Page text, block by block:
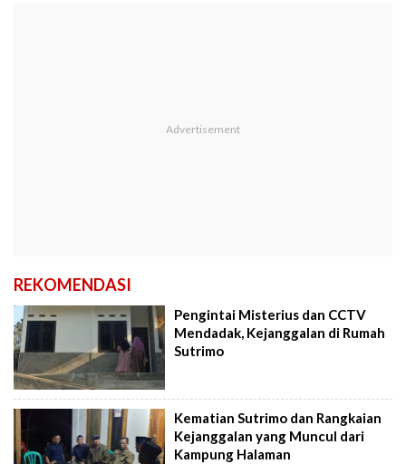
REKOMENDASI
Pengintai Misterius dan CCTV
Mendadak, Kejanggalan di Rumah
Sutrimo
Kematian Sutrimo dan Rangkaian
Kejanggalan yang Muncul dari
Kampung Halaman